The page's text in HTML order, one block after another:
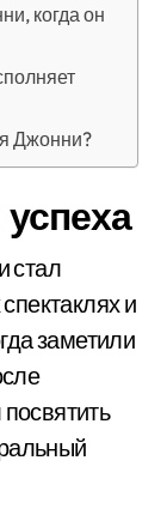
когда он
Джонни?
стал
и
заметили